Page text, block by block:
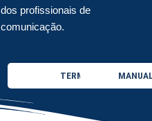
dos profissionais de
comunicação.
TERMO DE USO